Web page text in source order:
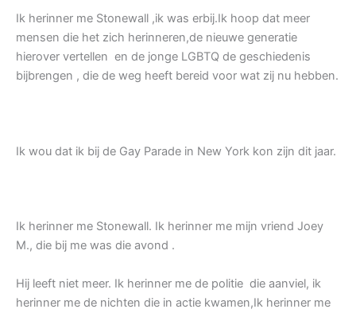
Ik herinner me Stonewall ,ik was erbij.Ik hoop dat meer
mensen die het zich herinneren,de nieuwe generatie
hierover vertellen en de jonge LGBTQ de geschiedenis
bijbrengen , die de weg heeft bereid voor wat zij nu hebben.
Ik wou dat ik bij de Gay Parade in New York kon zijn dit jaar.
Ik herinner me Stonewall. Ik herinner me mijn vriend Joey
M., die bij me was die avond .
Hij leeft niet meer. Ik herinner me de politie die aanviel, ik
herinner me de nichten die in actie kwamen,Ik herinner me